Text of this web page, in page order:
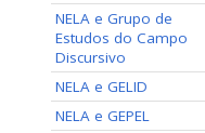
NELA e Grupo de
Estudos do Campo
Discursivo
NELA e GELID
NELA e GEPEL